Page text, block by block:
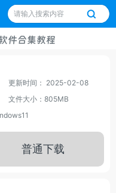
件合集教程
更新时间： 2025-02-08
文件大小：805MB
普通下载